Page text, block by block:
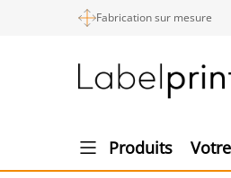
Fabrication sur mesure
Produits